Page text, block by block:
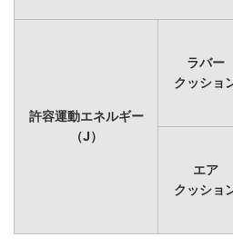
許容運動エネルギー
（J）
ラバー
クッショ
エア
クッショ